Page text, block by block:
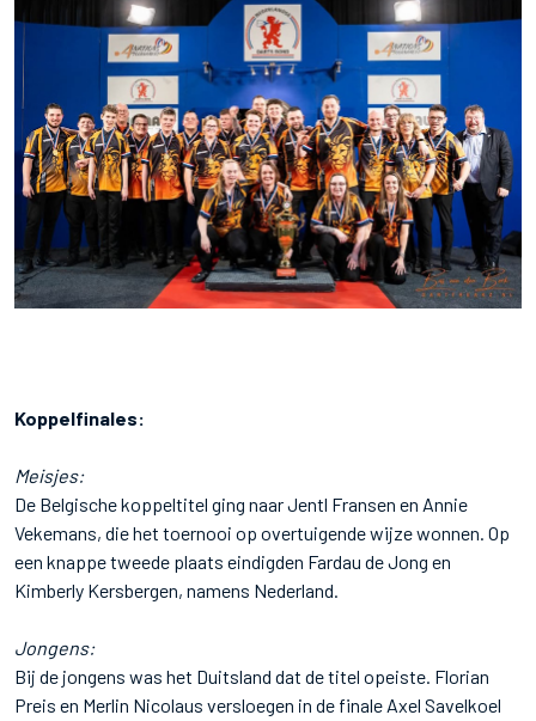
Koppelfinales:
Meisjes:
De Belgische koppeltitel ging naar Jentl Fransen en Annie
Vekemans, die het toernooi op overtuigende wijze wonnen. Op
een knappe tweede plaats eindigden Fardau de Jong en
Kimberly Kersbergen, namens Nederland.
Jongens:
Bij de jongens was het Duitsland dat de titel opeiste. Florian
Preis en Merlin Nicolaus versloegen in de finale Axel Savelkoel